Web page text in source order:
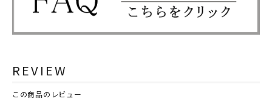
REVIEW
この商品のレビュー